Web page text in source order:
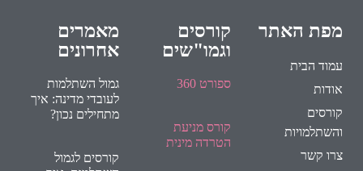
מפת האתר
עמוד הבית
אודות
קורסים
והשתלמויות
צרו קשר
קורסים
וגמו"שים
ספורט 360
קורס מניעת
הטרדה מינית
מאמרים
אחרונים
גמול השתלמות
לעובדי מדינה: איך
מתחילים נכון?
קורסים לגמול